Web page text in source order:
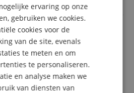
SPANISH
ervaring op onze
gebruiken we cookies.
cookies voor de
van de site, evenals
te meten en om
te personaliseren.
en analyse maken we
van diensten van